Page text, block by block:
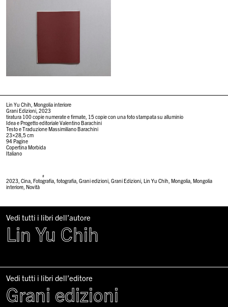
Lin Yu Chih, Mongolia interiore
Grani Edizioni, 2023
tiratura 100 copie numerate e firmate, 15 copie con una foto stampata su alluminio
Idea e Progetto editoriale Valentino Barachini
Testo e Traduzione Massimiliano Barachini
23×28,5 cm
94 Pagine
Copertina Morbida
Italiano
#
2023,Cina, Fotografia,fotografia,Grani edizioni,Grani Edizioni, Lin Yu Chih, Mongolia, Mongolia
interiore, Novità
Vedi tutti i libri dell’autore
Lin Yu Chih
Vedi tutti i libri dell’editore
Grani edizioni